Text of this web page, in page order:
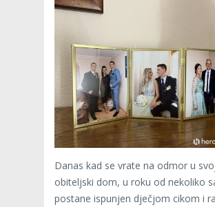
Danas kad se vrate na odmor u
obiteljski dom, u roku od nekoliko
postane ispunjen dječjom cikom i